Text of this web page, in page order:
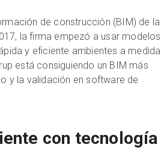
de construcción (BIM) de la
la firma empezó a usar modelos
y eficiente ambientes a medida
está consiguiendo un BIM más
y la validación en software de
con tecnología